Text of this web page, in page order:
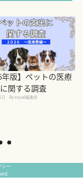
年版】ペットの医療
関する調査
日 By equall編集部
シー